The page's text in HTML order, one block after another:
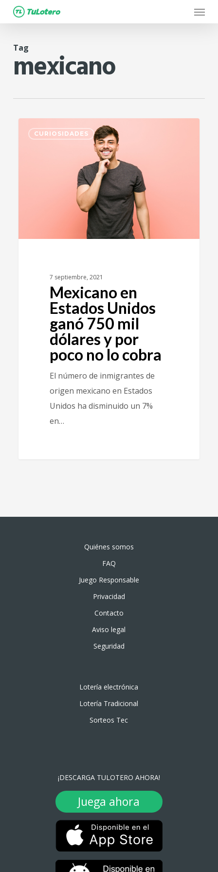
Skip
to
content
Menu
Tag
mexicano
CURIOSIDADES
7 septiembre, 2021
Mexicano en
Estados Unidos
ganó 750 mil
dólares y por
poco no lo cobra
El número de inmigrantes de
origen mexicano en Estados
Unidos ha disminuido un 7%
en…
2
Quiénes somos
FAQ
Juego Responsable
Privacidad
Contacto
Aviso legal
Seguridad
Lotería electrónica
Lotería Tradicional
Sorteos Tec
¡DESCARGA TULOTERO AHORA!
Juega ahora